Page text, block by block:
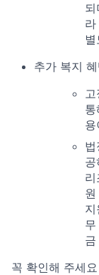
추가 복지
꼭 확인해 주세요